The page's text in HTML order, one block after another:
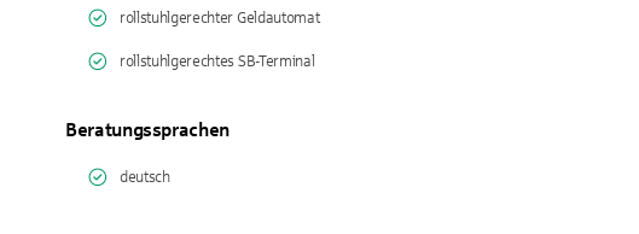
rollstuhlgerechter Geldautomat
rollstuhlgerechtes SB-Terminal
Beratungssprachen
deutsch